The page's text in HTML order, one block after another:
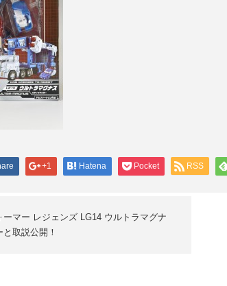
+1 Hatena Pocket RSS
ーマー レジェンズ LG14 ウルトラマグナ
取説公開！